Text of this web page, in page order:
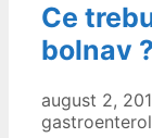
Ce
bolnav ?
august 2,